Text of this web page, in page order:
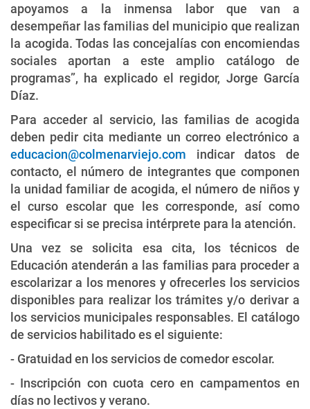
apoyamos a la inmensa labor que van a
desempeñar las familias del municipio que realizan
la acogida. Todas las concejalías con encomiendas
sociales aportan a este amplio catálogo de
programas”, ha explicado el regidor, Jorge García
Díaz.
Para acceder al servicio, las familias de acogida
deben pedir cita mediante un correo electrónico a
educacion@colmenarviejo.com indicar datos de
contacto, el número de integrantes que componen
la unidad familiar de acogida, el número de niños y
el curso escolar que les corresponde, así como
especificar si se precisa intérprete para la atención.
Una vez se solicita esa cita, los técnicos de
Educación atenderán a las familias para proceder a
escolarizar a los menores y ofrecerles los servicios
disponibles para realizar los trámites y/o derivar a
los servicios municipales responsables. El catálogo
de servicios habilitado es el siguiente:
- Gratuidad en los servicios de comedor escolar.
- Inscripción con cuota cero en campamentos en
días no lectivos y verano.